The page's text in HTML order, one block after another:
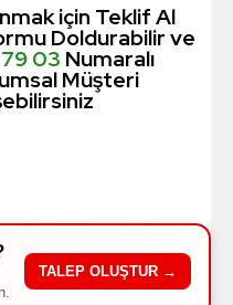
için Teklif Al
Doldurabilir ve
03 Numaralı
Müşteri
TALEP OLUŞTUR →